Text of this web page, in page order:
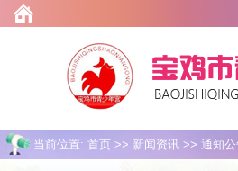
当前位置: 首页 >> 新闻资讯 >> 通知